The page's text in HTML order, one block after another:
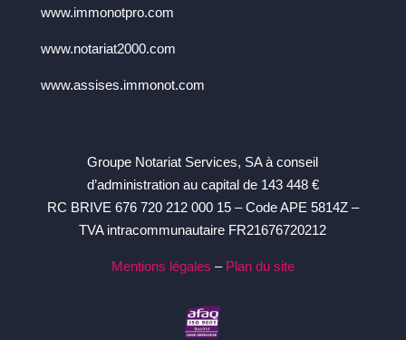
www.immonotpro.com
www.notariat2000.com
www.assises.immonot.com
Groupe Notariat Services, SA à conseil
d’administration au capital de 143 448 €
RC BRIVE 676 720 212 000 15 – Code APE 5814Z –
TVA intracommunautaire FR21676720212
Mentions légales – Plan du site